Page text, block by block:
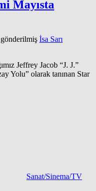
Mayısta
İsa Sarı
Jeffrey Jacob “J. J.”
Yolu” olarak tanınan Star
Sanat/Sinema/TV